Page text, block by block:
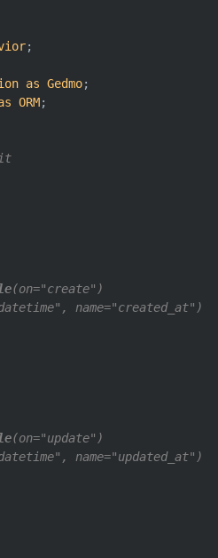
;
as Gedmo
ORM;
(on="create")
name="created_at")
(on="update")
name="updated_at")